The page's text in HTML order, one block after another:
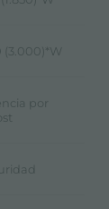
(3.000)*W
por